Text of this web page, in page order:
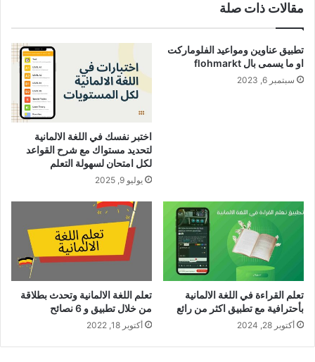
مقالات ذات صلة
تطبيق عناوين ومواعيد الفلوماركت
او ما يسمى بال flohmarkt
سبتمبر 6, 2023
اختبر نفسك في اللغة الالمانية
لتحديد مستواك مع شرح القواعد
لكل امتحان لسهولة التعلم
يوليو 9, 2025
تعلم القراءة في اللغة الالمانية
بأحترافية مع تطبيق اكثر من رائع
أكتوبر 28, 2024
تعلم اللغة الالمانية وتحدث بطلاقة
من خلال تطبيق و 6 نصائح
أكتوبر 18, 2022